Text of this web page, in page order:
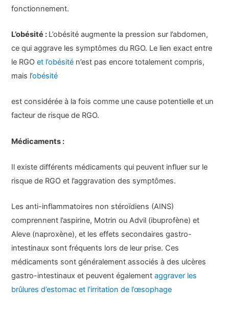
fonctionnement.
L’obésité : L’obésité augmente la pression sur l’abdomen,
ce qui aggrave les symptômes du RGO. Le lien exact entre
le RGOet l’obésité n’est pas encore totalement compris,
mais l’obésité
est considérée à la fois comme une cause potentielle et un
facteur de risque de RGO.
Médicaments :
Il existe différents médicaments qui peuvent influer sur le
risque de RGO et l’aggravation des symptômes.
Les anti-inflammatoires non stéroïdiens (AINS)
comprennent l’aspirine, Motrin ou Advil (ibuprofène) et
Aleve (naproxène), et les effets secondaires gastro-
intestinaux sont fréquents lors de leur prise. Ces
médicaments sont généralement associés à des ulcères
gastro-intestinaux et peuvent égalementaggraver les
brûlures d’estomac et l’irritation de l’œsophage